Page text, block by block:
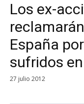
Los ex-
España
sufridos
27 julio 2012